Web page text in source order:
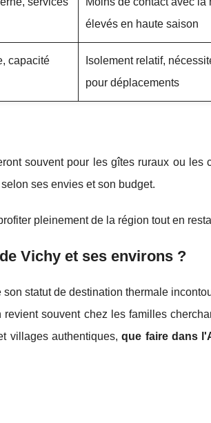
élevés en haute saison
capacité
Isolement relatif,
pour déplacements
souvent pour les gîtes ruraux ou les
ses envies et son budget.
pleinement de la région tout en
Vichy et ses environs ?
statut de destination thermale
souvent chez les familles
villages authentiques,que faire dans